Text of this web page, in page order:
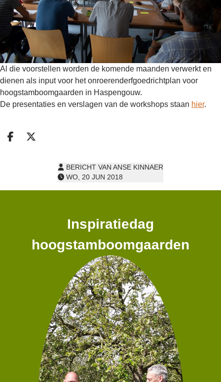
Al die voorstellen worden de komende maanden verwerkt en
dienen als input voor het onroerenderfgoedrichtplan voor
hoogstamboomgaarden in Haspengouw.
De presentaties en verslagen van de workshops staan hier.
Deel op facebook
Deel op X
BERICHT VAN ANSE KINNAER
WO, 20 JUN 2018
Inspiratiedag
hoogstamboomgaarden